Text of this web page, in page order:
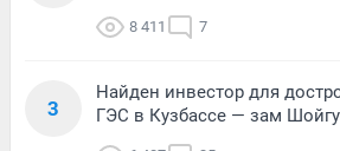
8 411 7
3
Найден инвестор для
ГЭС в Кузбассе — зам Шойгу